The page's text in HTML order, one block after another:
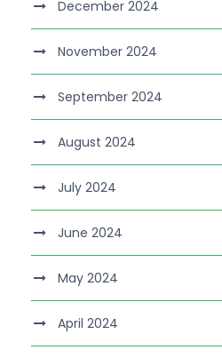
December 2024
November 2024
September 2024
August 2024
July 2024
June 2024
May 2024
April 2024